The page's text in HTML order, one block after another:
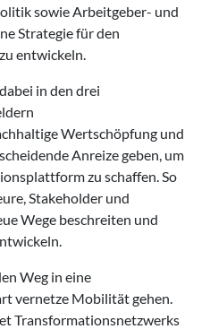
sowie Arbeitgeber- und
Strategie für den
entwickeln.
in den drei
Wertschöpfung und
Anreize geben, um
zu schaffen. So
Stakeholder und
Wege beschreiten und
Weg in eine
vernetze Mobilität gehen.
Transformationsnetzwerks